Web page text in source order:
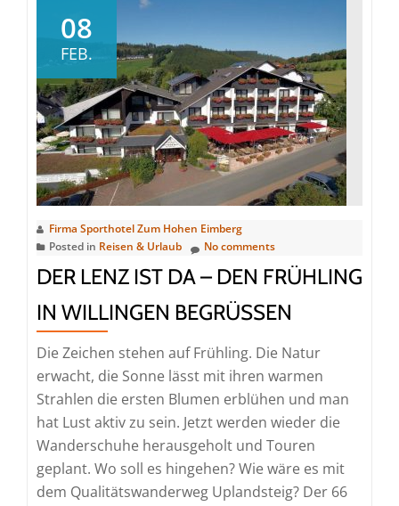
08
FEB.
Firma Sporthotel Zum Hohen Eimberg
Posted in Reisen & Urlaub No comments
DER LENZ IST DA – DEN FRÜHLING
IN WILLINGEN BEGRÜSSEN
Die Zeichen stehen auf Frühling. Die Natur
erwacht, die Sonne lässt mit ihren warmen
Strahlen die ersten Blumen erblühen und man
hat Lust aktiv zu sein. Jetzt werden wieder die
Wanderschuhe herausgeholt und Touren
geplant. Wo soll es hingehen? Wie wäre es mit
dem Qualitätswanderweg Uplandsteig? Der 66